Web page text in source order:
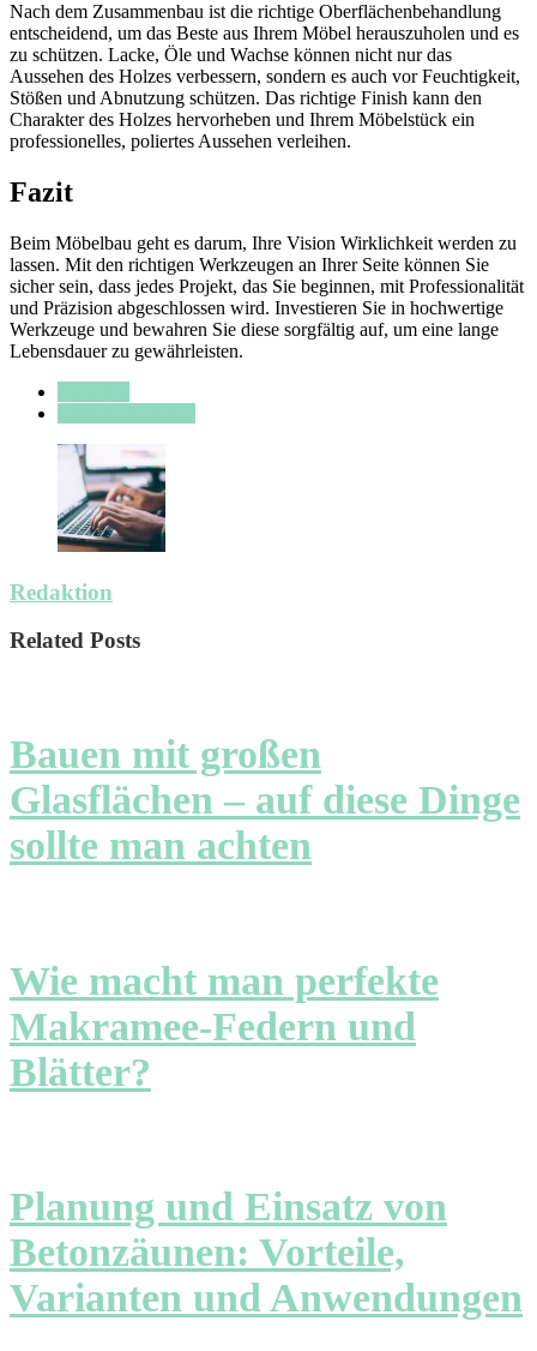
Nach dem Zusammenbau ist die richtige Oberflächenbehandlung
entscheidend, um das Beste aus Ihrem Möbel herauszuholen und es
zu schützen. Lacke, Öle und Wachse können nicht nur das
Aussehen des Holzes verbessern, sondern es auch vor Feuchtigkeit,
Stößen und Abnutzung schützen. Das richtige Finish kann den
Charakter des Holzes hervorheben und Ihrem Möbelstück ein
professionelles, poliertes Aussehen verleihen.
Fazit
Beim Möbelbau geht es darum, Ihre Vision Wirklichkeit werden zu
lassen. Mit den richtigen Werkzeugen an Ihrer Seite können Sie
sicher sein, dass jedes Projekt, das Sie beginnen, mit Professionalität
und Präzision abgeschlossen wird. Investieren Sie in hochwertige
Werkzeuge und bewahren Sie diese sorgfältig auf, um eine lange
Lebensdauer zu gewährleisten.
Redaktion
Related Posts
Bauen mit großen
Glasflächen – auf diese Dinge
sollte man achten
Wie macht man perfekte
Makramee-Federn und
Blätter?
Planung und Einsatz von
Betonzäunen: Vorteile,
Varianten und Anwendungen